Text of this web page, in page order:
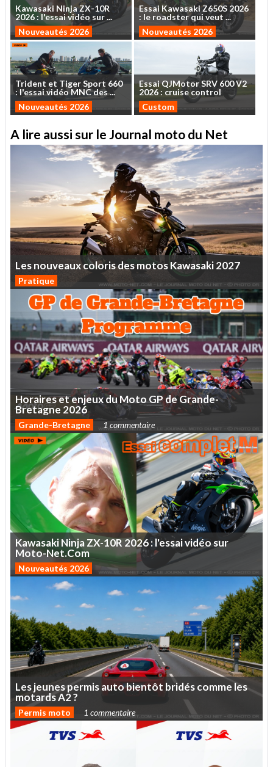
Kawasaki NinjaZX-10R
2026: l'essaividéo sur...
Nouveautés 2026
Essai Kawasaki Z650S 2026
: le roadsterquiveut ...
Nouveautés 2026
Trident et TigerSport 660
: l'essaividéo MNCdes...
Nouveautés 2026
EssaiQJMotorSRV 600V2
2026 : cruise control
Custom
A lire aussi sur le Journal moto du Net
LesnouveauxcolorisdesmotosKawasaki2027
Pratique
HorairesetenjeuxduMotoGPdeGrande-
Bretagne 2026
Grande-Bretagne 1 commentaire
KawasakiNinjaZX-10R2026:l'essaividéosur
Moto-Net.Com
Nouveautés 2026
Lesjeunespermisautobientôt bridéscommeles
motardsA2?
Permis moto 1 commentaire